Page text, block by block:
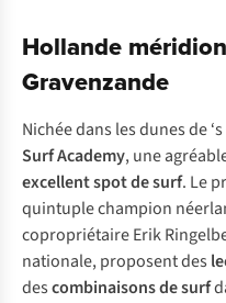
Hollande
Gravenzande
Nichée dans les dunes de
Surf Academy, une
excellent spot de surf. Le
quintuple champion
copropriétaire Erik
nationale, proposent des
descombinaisons de surf